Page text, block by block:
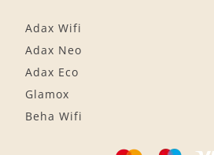
Adax Wifi
Adax Neo
Adax Eco
Glamox
Beha Wifi